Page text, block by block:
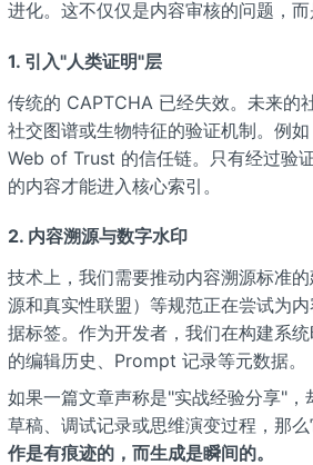
进化。这不仅仅是内容审核的问题，而
1. 引入"人类证明"层
传统的 CAPTCHA 已经失效。未来的
社交图谱或生物特征的验证机制。例
Web of Trust 的信任链。只有经过验
的内容才能进入核心索引。
2. 内容溯源与数字水印
技术上，我们需要推动内容溯源标准
源和真实性联盟）等规范正在尝试为
据标签。作为开发者，我们在构建系
的编辑历史、Prompt 记录等元数据。
如果一篇文章声称是"实战经验分享"，
草稿、调试记录或思维演变过程，那么
作是有痕迹的，而生成是瞬间的。